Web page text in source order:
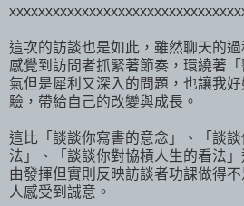
這次的訪談也是如此，雖然聊天的
感覺到訪問者抓緊著節奏，環繞著
氣但是犀利又深入的問題，也讓我
驗，帶給自己的改變與成長。
這比「談談你寫書的意念」、「談
法」、「談談你對協槓人生的看法
由發揮但實則反映訪談者功課做得
人感受到誠意。